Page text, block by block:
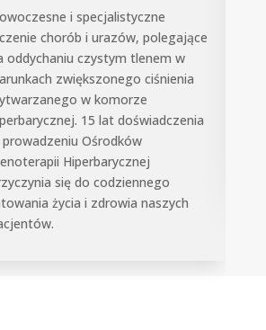
i specjalistyczne
chorób i urazów, polegające
oddychaniu czystym tlenem w
zwiększonego ciśnienia
w komorze
15 lat doświadczenia
Ośrodków
Hiperbarycznej
się do codziennego
życia i zdrowia naszych